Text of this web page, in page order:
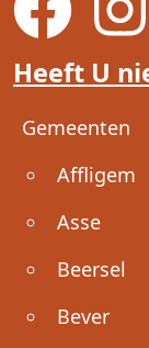
Heeft U
Voet
Gemeenten
Affligem
Asse
Beersel
Bever